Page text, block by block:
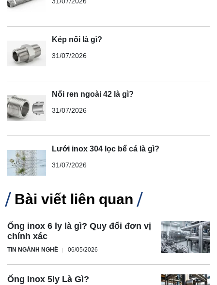
Kép nối là gì?
31/07/2026
Nối ren ngoài 42 là gì?
31/07/2026
Lưới inox 304 lọc bể cá là gì?
31/07/2026
Bài viết liên quan
Ống inox 6 ly là gì? Quy đổi đơn vị
chính xác
TIN NGÀNH NGHỀ 06/05/2026
Ống Inox 5ly Là Gì?